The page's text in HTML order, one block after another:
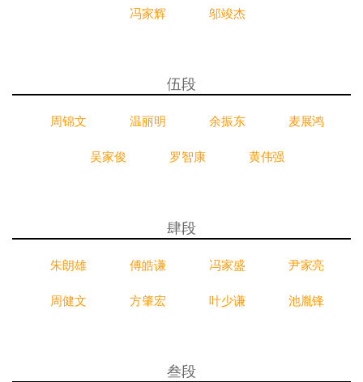
冯家辉 邬竣杰
伍段
周锦文 温丽明 余振东 麦展鸿
吴家俊 罗智康 黄伟强
肆段
朱朗雄 傅皓谦 冯家盛 尹家亮
周健文 方肇宏 叶少谦 池胤锋
叁段